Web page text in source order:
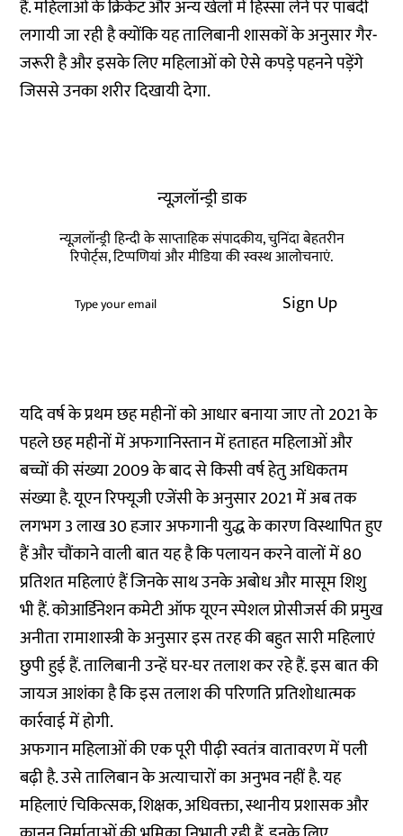
हैं. महिलाओं के क्रिकेट और अन्य खेलों में हिस्सा लेने पर पाबंदी
लगायी जा रही है क्योंकि यह तालिबानी शासकों के अनुसार गैर-
जरूरी है और इसके लिए महिलाओं को ऐसे कपड़े पहनने पड़ेंगे
जिससे उनका शरीर दिखायी देगा.
न्यूज़लॉन्ड्री डाक
न्यूज़लॉन्ड्री हिन्दी के साप्ताहिक संपादकीय, चुनिंदा बेहतरीन
रिपोर्ट्स, टिप्पणियां और मीडिया की स्वस्थ आलोचनाएं.
Sign Up
यदि वर्ष के प्रथम छह महीनों को आधार बनाया जाए तो 2021 के
पहले छह महीनों में अफगानिस्तान में हताहत महिलाओं और
बच्चों की संख्या 2009 के बाद से किसी वर्ष हेतु अधिकतम
संख्या है. यूएन रिफ्यूजी एजेंसी के अनुसार 2021 में अब तक
लगभग 3 लाख 30 हजार अफगानी युद्ध के कारण विस्थापित हुए
हैं और चौंकाने वाली बात यह है कि पलायन करने वालों में 80
प्रतिशत महिलाएं हैं जिनके साथ उनके अबोध और मासूम शिशु
भी हैं. कोआर्डिनेशन कमेटी ऑफ यूएन स्पेशल प्रोसीजर्स की प्रमुख
अनीता रामाशास्त्री के अनुसार इस तरह की बहुत सारी महिलाएं
छुपी हुई हैं. तालिबानी उन्हें घर-घर तलाश कर रहे हैं. इस बात की
जायज आशंका है कि इस तलाश की परिणति प्रतिशोधात्मक
कार्रवाई में होगी.
अफगान महिलाओं की एक पूरी पीढ़ी स्वतंत्र वातावरण में पली
बढ़ी है. उसे तालिबान के अत्याचारों का अनुभव नहीं है. यह
महिलाएं चिकित्सक, शिक्षक, अधिवक्ता, स्थानीय प्रशासक और